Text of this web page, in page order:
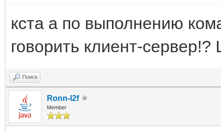
кста а по выполнению
говорить клиент-
Поиск
Ronn-l2f
Member